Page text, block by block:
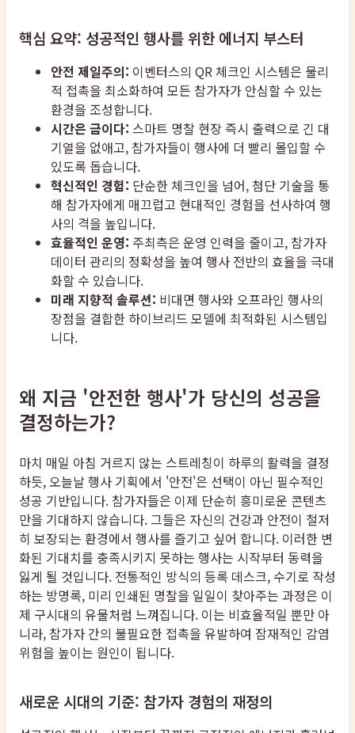
핵심 요약: 성공적인 행사를 위한 에너지 부스터
안전 제일주의: 이벤터스의 QR 체크인 시스템은 물리
적 접촉을 최소화하여 모든 참가자가 안심할 수 있는
환경을 조성합니다.
시간은 금이다: 스마트 명찰 현장 즉시 출력으로 긴 대
기열을 없애고, 참가자들이 행사에 더 빨리 몰입할 수
있도록 돕습니다.
혁신적인 경험: 단순한 체크인을 넘어, 첨단 기술을 통
해 참가자에게 매끄럽고 현대적인 경험을 선사하여 행
사의 격을 높입니다.
효율적인 운영: 주최측은 운영 인력을 줄이고, 참가자
데이터 관리의 정확성을 높여 행사 전반의 효율을 극대
화할 수 있습니다.
미래 지향적 솔루션: 비대면 행사와 오프라인 행사의
장점을 결합한 하이브리드 모델에 최적화된 시스템입
니다.
왜 지금 '안전한 행사'가 당신의 성공을
결정하는가?
마치 매일 아침 거르지 않는 스트레칭이 하루의 활력을 결정
하듯, 오늘날 행사 기획에서 '안전'은 선택이 아닌 필수적인
성공 기반입니다. 참가자들은 이제 단순히 흥미로운 콘텐츠
만을 기대하지 않습니다. 그들은 자신의 건강과 안전이 철저
히 보장되는 환경에서 행사를 즐기고 싶어 합니다. 이러한 변
화된 기대치를 충족시키지 못하는 행사는 시작부터 동력을
잃게 될 것입니다. 전통적인 방식의 등록 데스크, 수기로 작성
하는 방명록, 미리 인쇄된 명찰을 일일이 찾아주는 과정은 이
제 구시대의 유물처럼 느껴집니다. 이는 비효율적일 뿐만 아
니라, 참가자 간의 불필요한 접촉을 유발하여 잠재적인 감염
위험을 높이는 원인이 됩니다.
새로운 시대의 기준: 참가자 경험의 재정의